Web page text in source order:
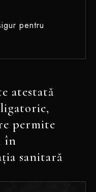
pentru
atestată
permite
în
sanitară